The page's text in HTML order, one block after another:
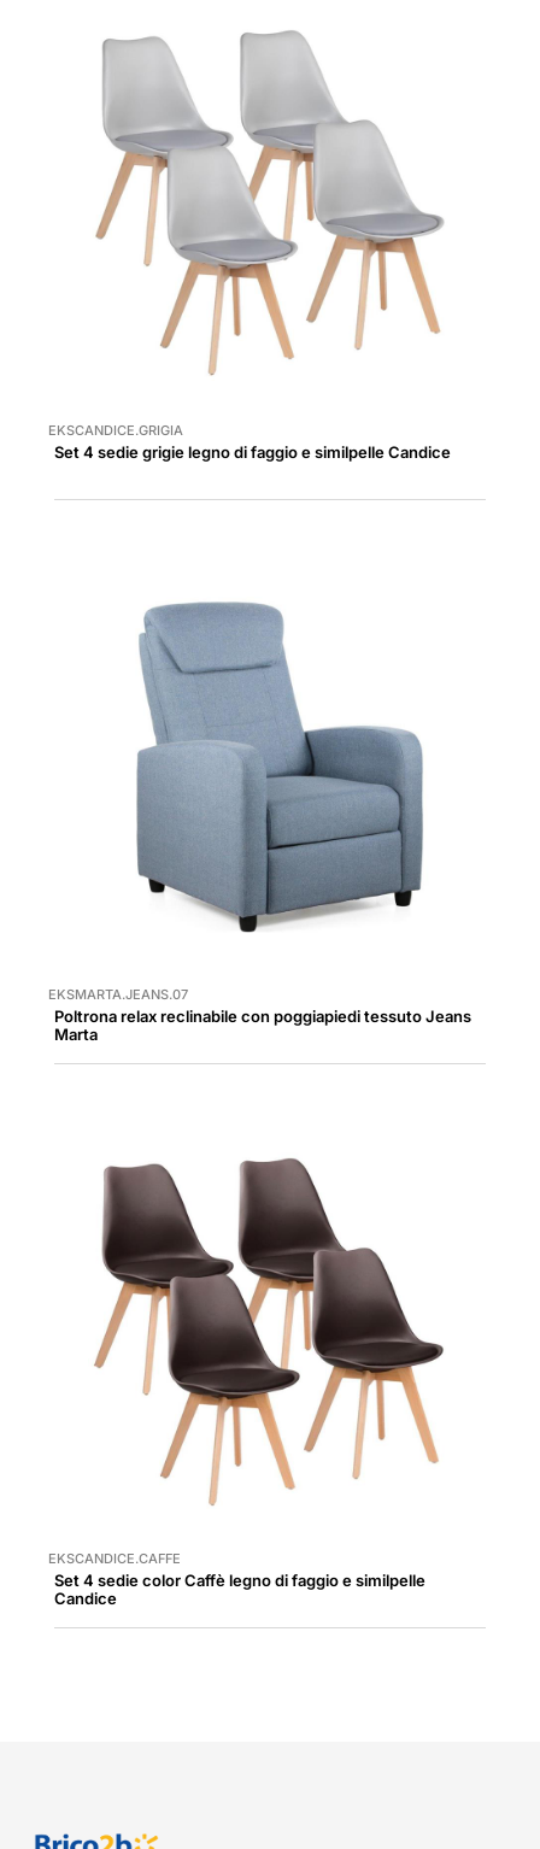
EKSCANDICE.GRIGIA
Set 4 sedie grigie legno di faggio e similpelle Candice
EKSMARTA.JEANS.07
Poltrona relax reclinabile con poggiapiedi tessuto Jeans
Marta
EKSCANDICE.CAFFE
Set 4 sedie color Caffè legno di faggio e similpelle
Candice